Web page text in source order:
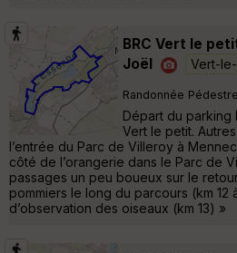
BRC Vert le
Joël
Vert-
Randonnée Pédestre
Départ du parking
Vert le petit.
l’entrée du Parc de Villeroy à
côté de l’orangerie dans le Parc de
passages un peu boueux sur le
pommiers le long du parcours (km 12
d’observation des oiseaux (km 13) »